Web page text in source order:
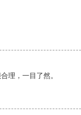
理，一目了然。